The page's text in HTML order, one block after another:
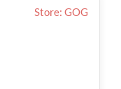
Store: GOG